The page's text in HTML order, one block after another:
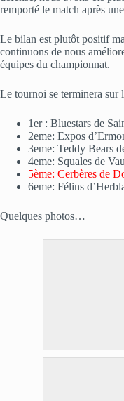
remporté le match après
Le bilan est plutôt positif
continuons de nous
équipes du championnat.
Le tournoi se terminera sur
1er : Bluestars de
2eme: Expos
3eme: Teddy Bears
4eme: Squales de
5ème: Cerbères de
6eme: Félins
Quelques photos…